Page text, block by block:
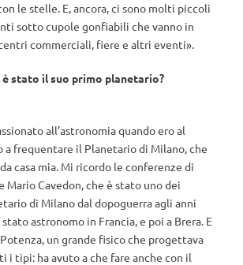
le stelle. E, ancora, ci sono molti piccoli
sotto cupole gonfiabili che vanno in
commerciali, fiere e altri eventi».
stato il suo primo planetario?
all’astronomia quando ero al
a frequentare il Planetario di Milano, che
casa mia. Mi ricordo le conferenze di
Mario Cavedon, che è stato uno dei
di Milano dal dopoguerra agli anni
astronomo in Francia, e poi a Brera. E
un grande fisico che progettava
tipi: ha avuto a che fare anche con il